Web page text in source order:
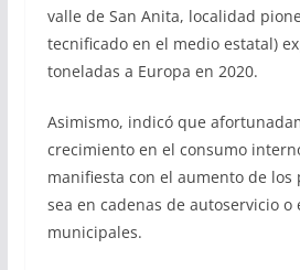
valle de San Anita, localidad
tecnificado en el medio estatal)
toneladas a Europa en 2020.
Asimismo, indicó que
crecimiento en el consumo
manifiesta con el aumento de los
sea en cadenas de autoservicio o
municipales.